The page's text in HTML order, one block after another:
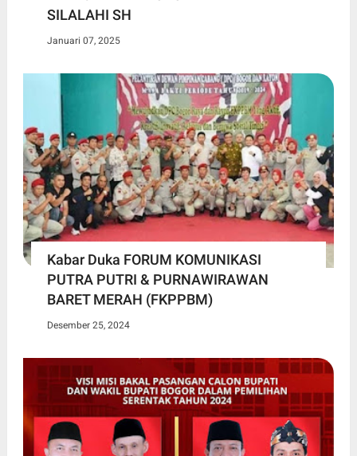
SILALAHI SH
Januari 07, 2025
Kabar Duka FORUM KOMUNIKASI
PUTRA PUTRI & PURNAWIRAWAN
BARET MERAH (FKPPBM)
Desember 25, 2024